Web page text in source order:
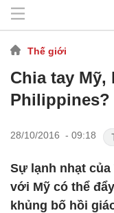
Thế giới
Chia tay Mỹ,
Philippines?
28/10/2016 - 09:18
Sự lạnh nhạt
với Mỹ có thể
khủng bố hồi